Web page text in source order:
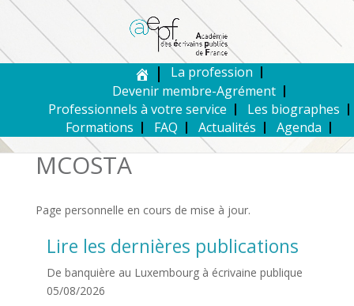
La profession
Devenir membre-Agrément
Professionnels à votre service
Les biographes
Formations
FAQ Actualités Agenda
MCOSTA
Page personnelle en cours de mise à jour.
Lire les dernières publications
De banquière au Luxembourg à écrivaine publique
05/08/2026